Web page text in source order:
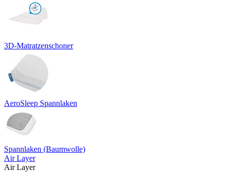
3D-Matratzenschoner
AeroSleep Spannlaken
Spannlaken (Baumwolle)
Air Layer
Air Layer